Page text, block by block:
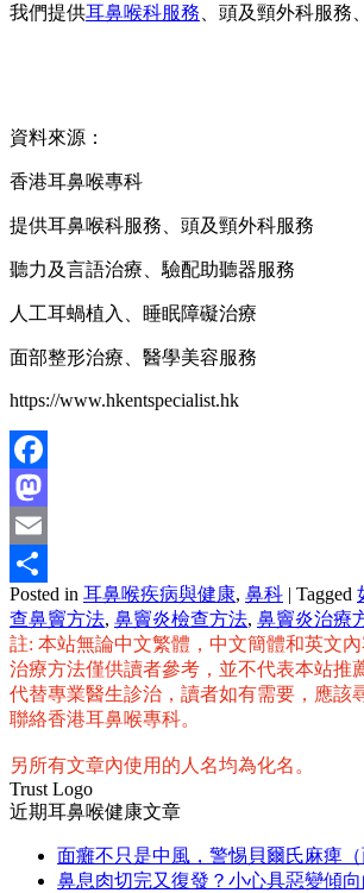
我們提供耳鼻喉科服務 、頭及頸外科服務、
資料來源：
香港耳鼻喉專科
提供耳鼻喉科服務、頭及頸外科服務
聽力及言語治療、驗配助聽器服務
人工耳蝸植入、睡眠障礙治療
面部整形治療、醫學美容服務
https://www.hkentspecialist.hk
Facebook
Mastodon
Email
分
享
Posted in 耳鼻喉疾病與健康, 鼻科 | Tagged
查鼻竇方法, 鼻竇炎檢查方法, 鼻竇炎治療
註: 本站無論中文繁體，中文簡體和英文
治療方法僅供讀者參考，並不代表本站推
代替專業醫生診治，讀者如有需要，應該
聯絡香港耳鼻喉專科。
另所有文章內使用的人名均為化名。
Trust Logo
近期耳鼻喉健康文章
面癱不只是中風，警惕貝爾氏麻痺（
鼻息肉切完又復發？小心具惡變傾